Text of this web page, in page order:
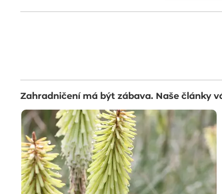
Zahradničení má být zábava. Naše články